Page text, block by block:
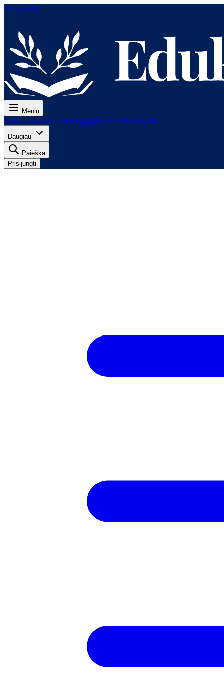
Eiti į turinį
Meniu
Kaina Pamokos Testai Egzaminams Mokytojams
Daugiau
Paieška
Prisijungti